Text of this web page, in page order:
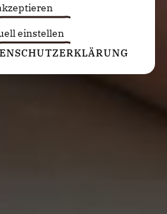
einstellen
anonyme Statistiken. Diese
von Drittanbietern oder